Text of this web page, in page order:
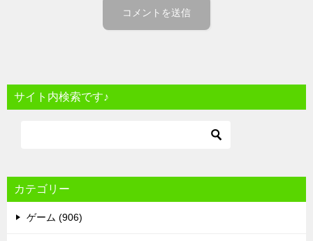
サイト内検索です♪
カテゴリー
ゲーム (906)